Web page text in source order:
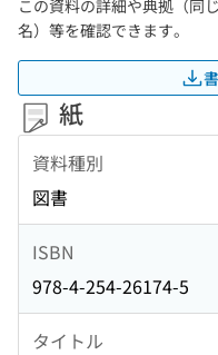
この資料の詳細や典拠（同
名）等を確認できます。
紙
資料種別
図書
ISBN
978-4-254-26174-5
タイトル